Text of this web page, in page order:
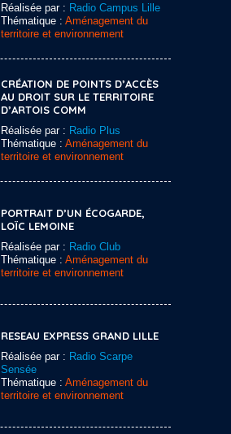
Réalisée par : Radio Campus Lille
Thématique : Aménagement du
territoire et environnement
CRÉATION DE POINTS D’ACCÈS
AU DROIT SUR LE TERRITOIRE
D’ARTOIS COMM
Réalisée par : Radio Plus
Thématique : Aménagement du
territoire et environnement
PORTRAIT D’UN ÉCOGARDE,
LOÏC LEMOINE
Réalisée par : Radio Club
Thématique : Aménagement du
territoire et environnement
RESEAU EXPRESS GRAND LILLE
Réalisée par : Radio Scarpe
Sensée
Thématique : Aménagement du
territoire et environnement